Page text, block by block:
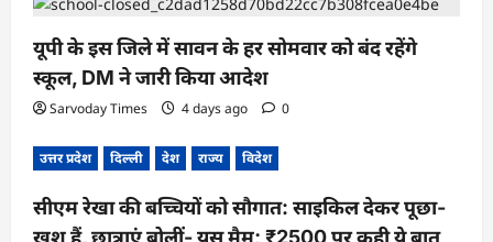
यूपी के इस जिले में सावन के हर सोमवार को बंद रहेंगे
स्कूल, DM ने जारी किया आदेश
Sarvoday Times 4 days ago 0
उत्तर प्रदेश दिल्ली देश राज्य विदेश
सीएम रेखा की बच्चियों को सौगात: साइकिल देकर पूछा-
खुश हैं, छात्राएं बोलीं- यस मैम; ₹2500 पर कही ये बात